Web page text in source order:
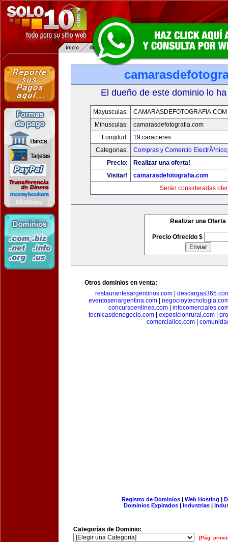
El dueño de este dominio lo
Mayusculas:
CAMARASDEFOTOGRAFIA.COM
Minusculas:
camarasdefotografia.com
Longitud:
19 caracteres
Categorias:
Compras y Comercio ElectrÃ³nico
Precio:
Realizar una oferta!
Visitar!
camarasdefotografia.com
Serán consideradas
Realizar una Oferta
Precio Ofrecido $
Otros dominios en venta:
restaurantesargentinos.com
eventosenargentina.com
concursoenlinea.com|
tecnicasdenegocio.com
exposicionrural.com
comercialice.com|
Registro de Dominios| Web Hosting |
Dominios Expirados | Industrias |
Categorías de Dominio:
[Pág.